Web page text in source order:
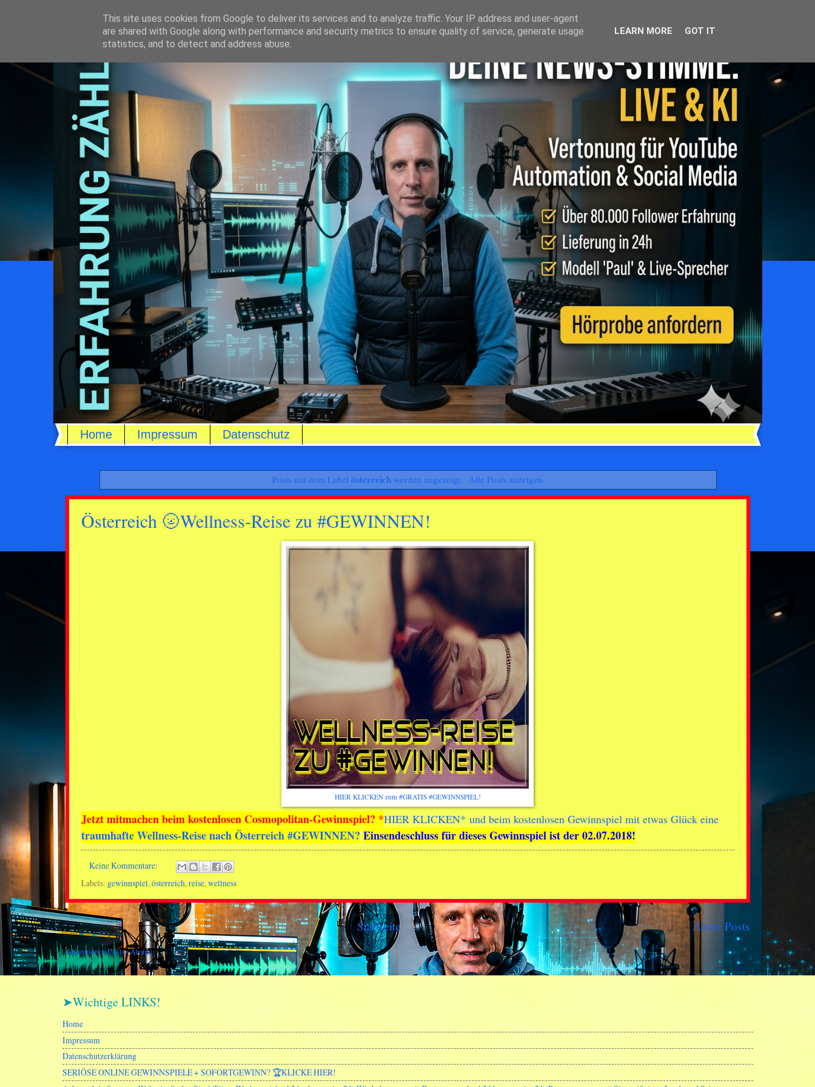
Home Impressum Datenschutz
Posts mit dem Label österreich werden angezeigt. Alle Posts anzeigen
Österreich 🌝Wellness-Reise zu #GEWINNEN!
HIER KLICKEN zum #GRATIS #GEWINNSPIEL!
Jetzt mitmachen beim kostenlosen Cosmopolitan-Gewinnspiel? *HIER KLICKEN* und beim kostenlosen Gewinnspiel mit etwas Glück eine
traumhafte Wellness-Reise nach Österreich #GEWINNEN? Einsendeschluss für dieses Gewinnspiel ist der 02.07.2018!
Keine Kommentare:
Labels: gewinnspiel,österreich,reise,wellness
Ältere Posts
Startseite
AbonnierenPosts (Atom)
➤Wichtige LINKS!
Home
Impressum
Datenschutzerklärung
SERIÖSE ONLINE GEWINNSPIELE + SOFORTGEWINN? 🏆KLICKE HIER!
This site uses cookies from Google to deliver its services and to analyze traffic. Your IP address and user-agent
are shared with Google along with performance and security metrics to ensure quality of service, generate usage
statistics, and to detect and address abuse.
LEARN MORE GOT IT